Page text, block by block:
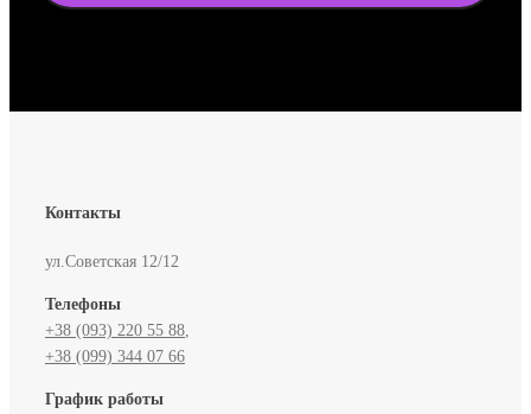
Контакты
ул.Советская 12/12
Телефоны
+38 (093) 220 55 88‬
+38 (099) 344 07 66
График работы